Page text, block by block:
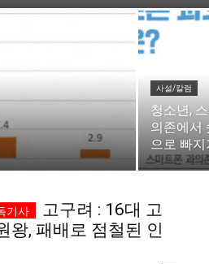
경상지역
전라지역
경상지역
전라지역
사설/칼럼
청소년,
의존에서
으로 빠
고구려 : 16대 고
왕, 패배로 점철된 인